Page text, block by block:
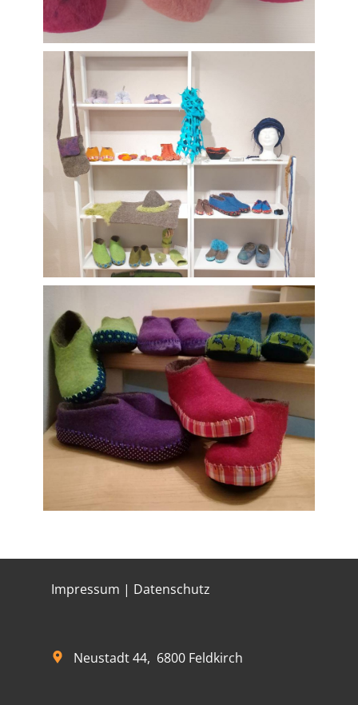
Impressum​ | Datenschutz
Neustadt 44, 6800 Feldkirch